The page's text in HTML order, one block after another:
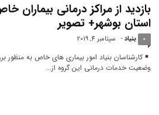
بازدید از مراکز درمانی بیماران
استان بوشهر+ تصویر
بنیاد - سپتامبر 4, 2019 0
کارشناسان بنیاد امور بیماری های خاص به منظور
وضعیت خدمات درمانی این گروه از...